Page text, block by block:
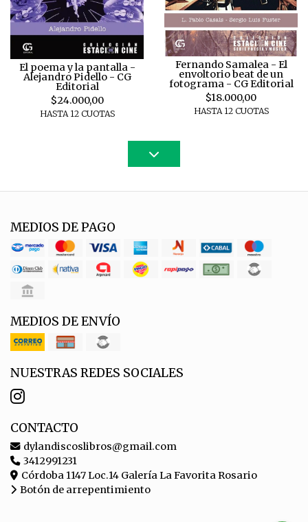
El poema y la pantalla -
Alejandro Pidello - CG
Editorial
$24.000,00
HASTA 12 CUOTAS
Fernando Samalea - El
envoltorio beat de un
fotograma - CG Editorial
$18.000,00
HASTA 12 CUOTAS
MEDIOS DE PAGO
MEDIOS DE ENVÍO
NUESTRAS REDES SOCIALES
CONTACTO
dylandiscoslibros@gmail.com
3412991231
Córdoba 1147 Loc.14 Galería La Favorita Rosario
Botón de arrepentimiento